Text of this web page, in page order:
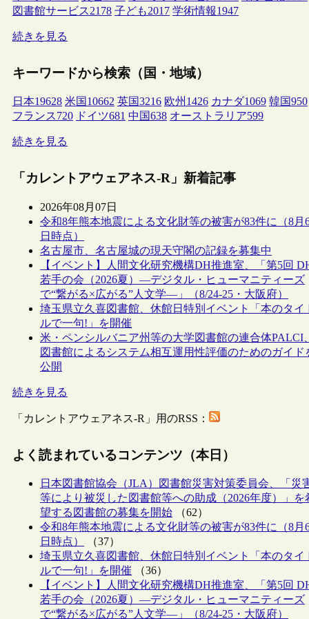
図書館サービス2178 子ども2017 学術情報1947
続きを見る
キーワードから検索（国・地域）
日本19628 米国 10662 英国3216 欧州 1426 カナダ1069 韓国950
フランス720 ドイツ681 中国638 オーストラリア599
続きを見る
「カレントアウェアネス-R」新着記事
2026年08月07日
令和8年熊本地震による文化財等の被害が83件に（8月
日時点）
名古屋市、名古屋城の現天守閣の記録を募集中
【イベント】人間文化研究機構DH推進室、「第5回
若手の会（2026夏）―デジタル・ヒューマニティーズ
で“繋がる×広がる”人文学―」（8/24-25・大阪府）
埼玉県立久喜図書館、休館日特別イベント「本のタイ
ルで一句!」を開催
米・ペンシルバニア州等の大学図書館の連合体PALCI、
図書館によるシステム相互運用性評価のためのガイド
公開
続きを見る
「カレントアウェアネス-R」用のRSS：
よく読まれているコンテンツ（本日）
日本図書館協会（JLA）図書館災害対策委員会、「災
等により被災した図書館等への助成（2026年度）」を
望する図書館の募集を開始 （62）
令和8年熊本地震による文化財等の被害が83件に（8月
日時点）
（37）
埼玉県立久喜図書館、休館日特別イベント「本のタイ
ルで一句!」を開催 （36）
【イベント】人間文化研究機構DH推進室、「第5回
若手の会（2026夏）―デジタル・ヒューマニティーズ
で“繋がる×広がる”人文学―」（8/24-25・大阪府）